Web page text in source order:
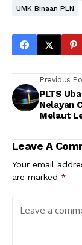
UMK Binaan PLN
Previous
PLTS
Nelayan
Melaut
Leave A
Your email
are marked *